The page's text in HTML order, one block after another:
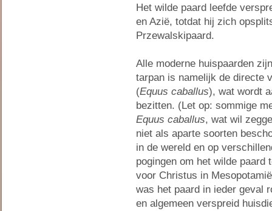
Het wilde paard leefde
en Azië, totdat hij zich
Przewalskipaard.
Alle moderne huispaarden
tarpan is namelijk de directe
(Equus caballus), wat wordt
bezitten. (Let op: sommige
Equus caballus, wat wil
niet als aparte soorten
in de wereld en op
pogingen om het wilde paard
voor Christus in
was het paard in ieder geval
en algemeen verspreid